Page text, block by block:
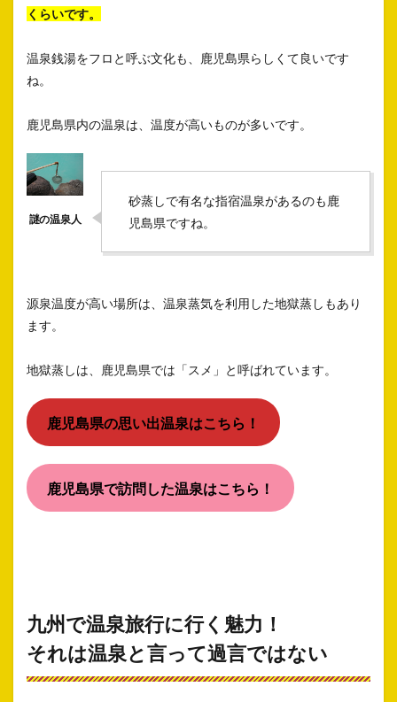
くらいです。
温泉銭湯をフロと呼ぶ文化も、鹿児島県らしくて良いです
ね。
鹿児島県内の温泉は、温度が高いものが多いです。
砂蒸しで有名な指宿温泉があるのも鹿
児島県ですね。
源泉温度が高い場所は、温泉蒸気を利用した地獄蒸しもあり
ます。
地獄蒸しは、鹿児島県では「スメ」と呼ばれています。
鹿児島県の思い出温泉はこちら！
鹿児島県で訪問した温泉はこちら！
九州で温泉旅行に行く魅力！
それは温泉と言って過言ではない